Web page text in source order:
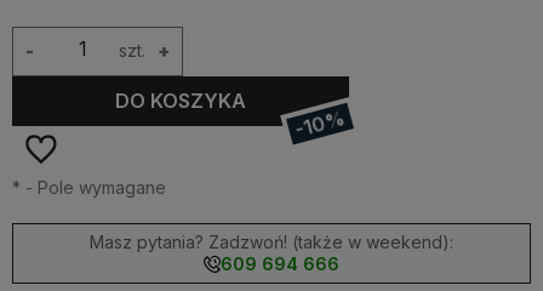
szt. +
-
DO KOSZYKA
-10%
* - Pole wymagane
Masz pytania? Zadzwoń! (także w weekend):
609 694 666